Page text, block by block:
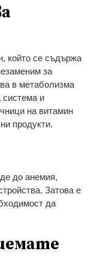
който се съдържа
за
в метаболизма
система и
на витамин
продукти.
до анемия,
Затова е
да